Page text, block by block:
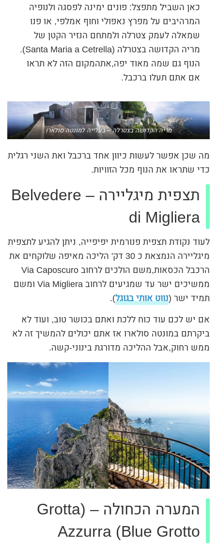
כאן השביל מתפצל: פונים ימינה לפסגה ולנופיה
המרהיבים על מפרץ נאפולי וחוף אמלפי, או פנו
שמאלה לעמק צטרלה ולמתחם הנזיר הקטן של
מריה הקדושה בצטרלה (Santa Maria a Cetrella).
הנוף גם שמה מאוד יפה,אתהמקום הזה לא תראו
אם אתם תעלו ברכבל.
מריה הקדושה בצטרלה – בעלייה למונטה סולארו
מה שכן אפשר לעשות כיוון אחד ברכבל ואת השני רגלית
כדי שתראו את הנוף מכל הזוויות.
תצפית מיגליירה – Belvedere
di Migliera
לעוד נקודת תצפית פנורמית יפיפייה, ניתן להגיע לתצפית
מיגליירה הנמצאת כ 30 דק' הליכה מאיפה שלוקחים את
הרכבל הכסאות,משם הולכים לרחוב Via Caposcuro
ממשיכים ישר עד שמגיעים לרחוב Via Migliera ומשם
תמיד ישר (נווט אותי בגוגל).
אם יש לכם עוד כוח ללכת ואתם בכושר טוב, ועוד לא
ביקרתם במונטה סולארו אז אתם יכולים להמשיך זה לא
ממש רחוק,אבל ההליכה מדורגת בינוני-קשה.
המערה הכחולה – (Grotta
Azzurra (Blue Grotto